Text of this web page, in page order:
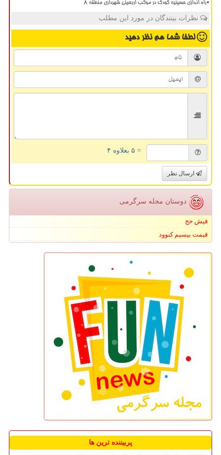
راه اندازی حسینیه کودک در موکب اربعینی شهرداری منطقه ۸
نظرات بینندگان در مورد این مطلب
لطفا شما همنظر دهید
= ۵ بعلاوه ۴
ارسال نظر
دوستان مجله سرگرمی
فیش حج
قیمت بیسیم کنوود
پربیننده ترین ها